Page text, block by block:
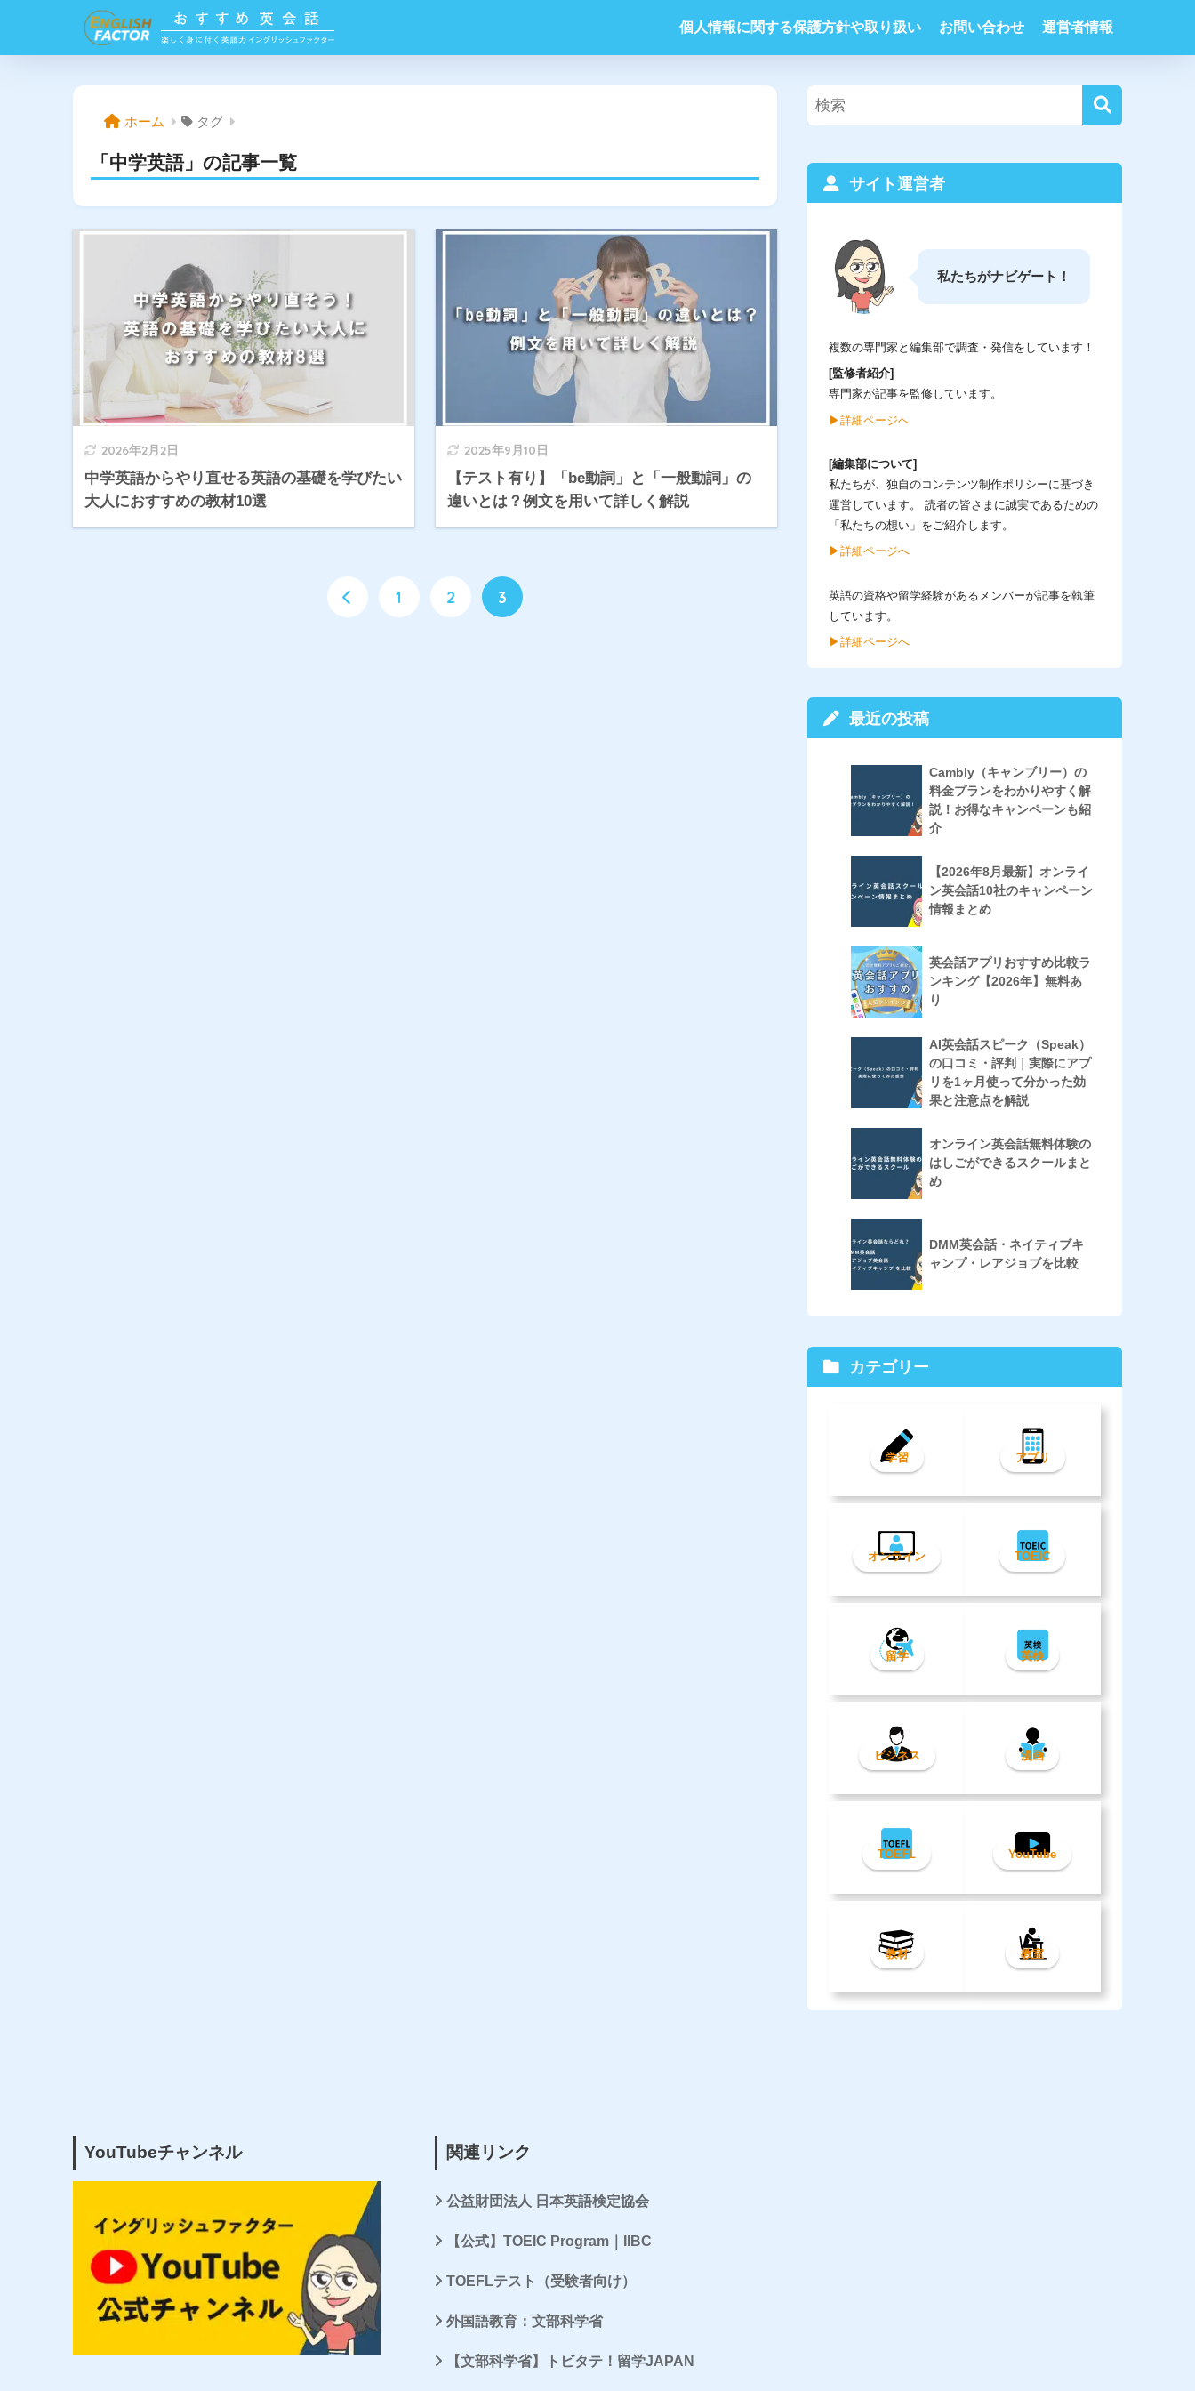
個人情報に関する保護方針や取り扱い お問い合わせ 運営者情報
ホーム タグ
「中学英語」の記事一覧
2026年2月2日
中学英語からやり直せる英語の基礎を学びたい
大人におすすめの教材10選
2025年9月10日
【テスト有り】「be動詞」と「一般動詞」の
違いとは？例文を用いて詳しく解説
1 2 3
サイト運営者
私たちがナビゲート！
複数の専門家と編集部で調査・発信をしています！
[監修者紹介]
専門家が記事を監修しています。
▶︎詳細ページへ
[編集部について]
私たちが、独自のコンテンツ制作ポリシーに基づき
運営しています。 読者の皆さまに誠実であるための
「私たちの想い」をご紹介します。
▶︎詳細ページへ
英語の資格や留学経験があるメンバーが記事を執筆
しています。
▶︎詳細ページへ
最近の投稿
Cambly（キャンブリー）の
料金プランをわかりやすく解
説！お得なキャンペーンも紹
介
【2026年8月最新】オンライ
ン英会話10社のキャンペーン
情報まとめ
英会話アプリおすすめ比較ラ
ンキング【2026年】無料あ
り
AI英会話スピーク（Speak）
の口コミ・評判｜実際にアプ
リを1ヶ月使って分かった効
果と注意点を解説
オンライン英会話無料体験の
はしごができるスクールまと
め
DMM英会話・ネイティブキ
ャンプ・レアジョブを比較
カテゴリー
学習 アプリ
オンライン TOEIC
留学 英検
ビジネス 漫画
TOEFL YouTube
教材 教室
YouTubeチャンネル 関連リンク
公益財団法人 日本英語検定協会
【公式】TOEIC Program｜IIBC
TOEFLテスト（受験者向け）
外国語教育：文部科学省
【文部科学省】トビタテ！留学JAPAN